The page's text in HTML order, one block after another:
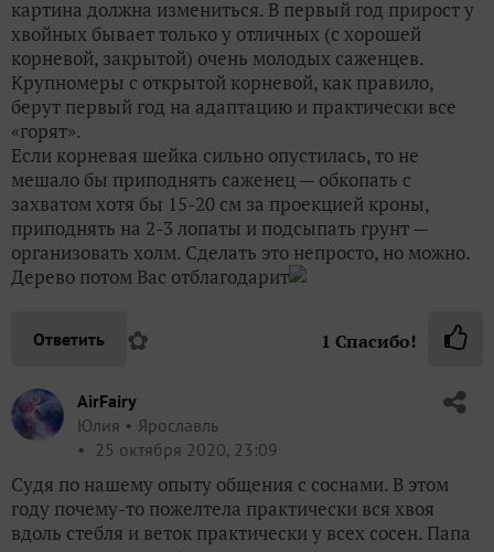
картина должна измениться. В первый год прирост у
хвойных бывает только у отличных (с хорошей
корневой, закрытой) очень молодых саженцев.
Крупномеры с открытой корневой, как правило,
берут первый год на адаптацию и практически все
«горят».
Если корневая шейка сильно опустилась, то не
мешало бы приподнять саженец — обкопать с
захватом хотя бы 15-20 см за проекцией кроны,
приподнять на 2-3 лопаты и подсыпать грунт —
организовать холм. Сделать это непросто, но можно.
Дерево потом Вас отблагодарит
Ответить ✿ 1 Спасибо!
AirFairy
Юлия
Ярославль
25 октября 2020, 23:09
Судя по нашему опыту общения с соснами. В этом
году почему-то пожелтела практически вся хвоя
вдоль стебля и веток практически у всех сосен. Папа